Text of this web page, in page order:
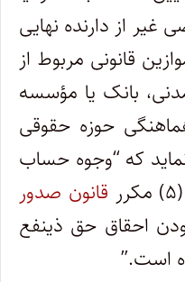
از دارنده نهایی
قانونی مربوط از
بانک یا مؤسسه
هماهنگی حوزه حقوقی
که “وجوه حساب
قانون صدور
احقاق حق ذینفع
است.”